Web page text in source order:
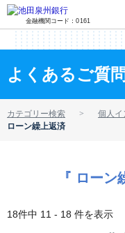
金融機関コード：0161
よくあるご質問
カテゴリー検索
個人イ
ローン繰上返済
『 ロー
18件中 11 - 18 件を表示